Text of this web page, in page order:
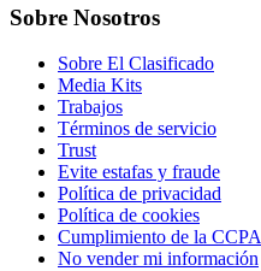
Sobre Nosotros
Sobre El Clasificado
Media Kits
Trabajos
Términos de servicio
Trust
Evite estafas y fraude
Política de privacidad
Política de cookies
Cumplimiento de la CCPA
No vender mi información